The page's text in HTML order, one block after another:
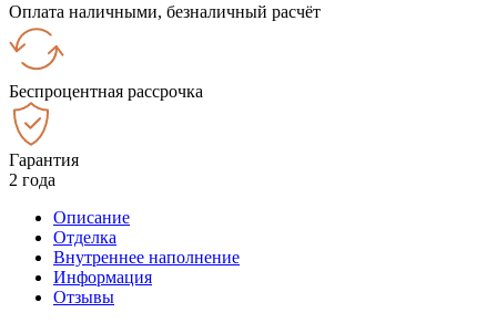
Оплата наличными, безналичный расчёт
Беспроцентная рассрочка
Гарантия
2 года
Описание
Отделка
Внутреннее наполнение
Информация
Отзывы